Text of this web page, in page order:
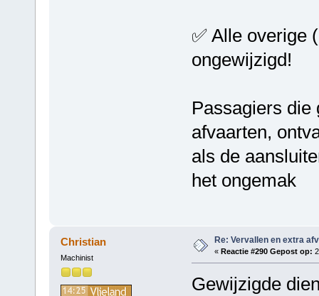
✅ Alle overige
ongewijzigd!
Passagiers die
afvaarten,
als de
het ongemak
Christian
Machinist
Re: Vervallen en extra
« Reactie #290 Gepost op:
Gewijzigde